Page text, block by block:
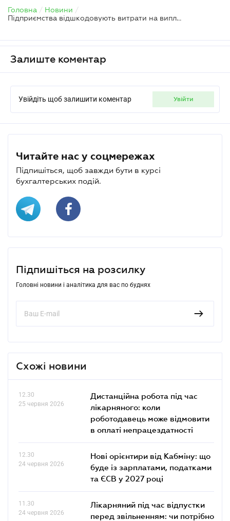
Головна / Новини /
Підприємства відшкодовують витрати на виплату та доставку пільгових пенсій — Верховний Суд
Залиште коментар
Увійдіть щоб залишити коментар увійти
Читайте нас у соцмережах
Підпишіться, щоб завжди бути в курсі
бухгалтерських подій.
Підпишіться на розсилку
Головні новини і аналітика для вас по буднях
Схожі новини
12.30
25 червня 2026
Дистанційна робота під час
лікарняного: коли
роботодавець може відмовити
в оплаті непрацездатності
12.30
24 червня 2026
Нові орієнтири від Кабміну: що
буде із зарплатами, податками
та ЄСВ у 2027 році
11.30
24 червня 2026
Лікарняний під час відпустки
перед звільненням: чи потрібно